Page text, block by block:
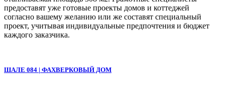
предоставят уже готовые проекты домов и коттеджей
согласно вашему желанию или же составят специальный
проект, учитывая индивидуальные предпочтения и бюджет
каждого заказчика.
ШАЛЕ 084 | ФАХВЕРКОВЫЙ ДОМ